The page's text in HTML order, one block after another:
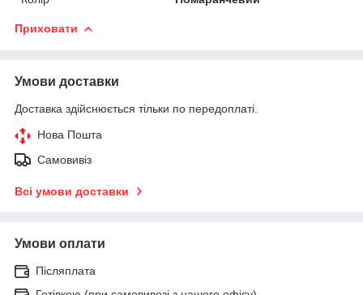
Приховати
Умови доставки
Доставка здійснюється тільки по передоплаті.
Нова Пошта
Самовивіз
Всі умови доставки
Умови оплати
Післяплата